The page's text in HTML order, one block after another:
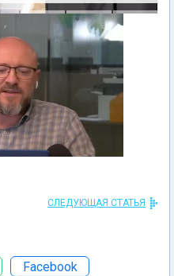
СЛЕДУЮЩАЯ СТАТЬЯ
Facebook